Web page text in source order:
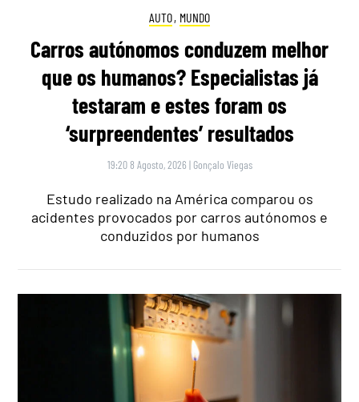
AUTO, MUNDO
Carros autónomos conduzem melhor
que os humanos? Especialistas já
testaram e estes foram os
‘surpreendentes’ resultados
19:20 8 Agosto, 2026 | Gonçalo Viegas
Estudo realizado na América comparou os
acidentes provocados por carros autónomos e
conduzidos por humanos